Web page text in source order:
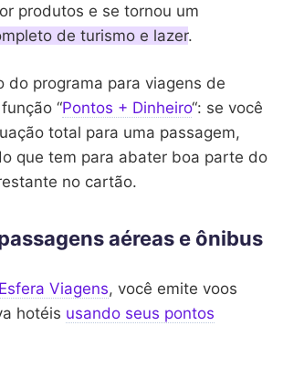
produtos e se tornou um
de turismo e lazer.
do programa para viagens de
“Pontos + Dinheiro“: se você
total para uma passagem,
que tem para abater boa parte do
no cartão.
aéreas e ônibus
Esfera Viagens, você emite voos
hotéis usando seus pontos